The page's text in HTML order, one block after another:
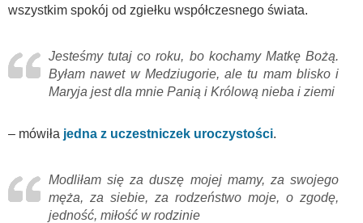
wszystkim spokój od zgiełku współczesnego świata.
Jesteśmy tutaj co roku, bo kochamy Matkę Bożą.
Byłam nawet w Medziugorie, ale tu mam blisko i
Maryja jest dla mnie Panią i Królową nieba i ziemi
– mówiła jedna z uczestniczek uroczystości.
Modliłam się za duszę mojej mamy, za swojego
męża, za siebie, za rodzeństwo moje, o zgodę,
jedność, miłość w rodzinie